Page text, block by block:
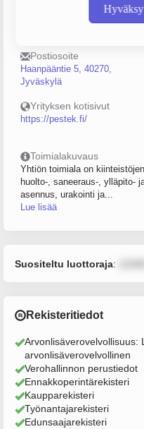
Postiosoite
Haanpääntie 5, 40270,
Jyväskylä
Yrityksen kotisivut
https://pestek.fi/
Toimialakuvaus
Yhtiön toimiala on
huolto-, saneeraus-, ylläpito-
asennus, urakointi ja...
Lue lisää
Suositeltu luottoraja:
Rekisteritiedot
Arvonlisäverovelvollisuus:
arvonlisäverovelvollinen
Verohallinnon perustiedot
Ennakkoperintärekisteri
Kaupparekisteri
Työnantajarekisteri
Edunsaajarekisteri